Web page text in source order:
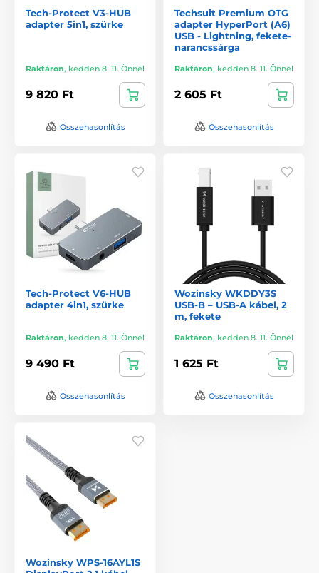
Tech-Protect V3-HUB
adapter 5in1, szürke
Raktáron, kedden 8. 11. Önnél
9 820 Ft
Összehasonlítás
Techsuit Premium OTG
adapter HyperPort (A6)
USB - Lightning, fekete-
narancssárga
Raktáron, kedden 8. 11. Önnél
2 605 Ft
Összehasonlítás
Tech-Protect V6-HUB
adapter 4in1, szürke
Raktáron, kedden 8. 11. Önnél
9 490 Ft
Összehasonlítás
Wozinsky WKDDY3S
USB-B – USB-A kábel, 2
m, fekete
Raktáron, kedden 8. 11. Önnél
1 625 Ft
Összehasonlítás
Wozinsky WPS-16AYL1S